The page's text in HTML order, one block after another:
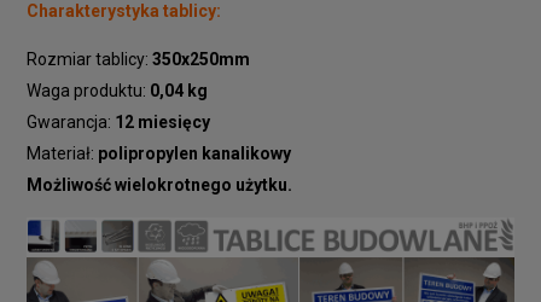
Charakterystyka tablicy:
Rozmiar tablicy: 350x250mm
Waga produktu: 0,04 kg
Gwarancja: 12 miesięcy
Materiał: polipropylen kanalikowy
Możliwość wielokrotnego użytku.